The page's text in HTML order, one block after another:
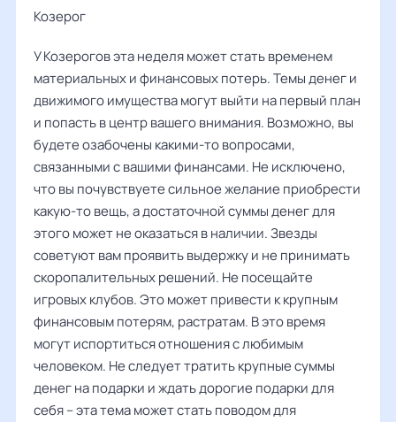
Козерог
У Козерогов эта неделя может стать временем
материальных и финансовых потерь. Темы денег и
движимого имущества могут выйти на первый план
и попасть в центр вашего внимания. Возможно, вы
будете озабочены какими-то вопросами,
связанными с вашими финансами. Не исключено,
что вы почувствуете сильное желание приобрести
какую-то вещь, а достаточной суммы денег для
этого может не оказаться в наличии. Звезды
советуют вам проявить выдержку и не принимать
скоропалительных решений. Не посещайте
игровых клубов. Это может привести к крупным
финансовым потерям, растратам. В это время
могут испортиться отношения с любимым
человеком. Не следует тратить крупные суммы
денег на подарки и ждать дорогие подарки для
себя – эта тема может стать поводом для